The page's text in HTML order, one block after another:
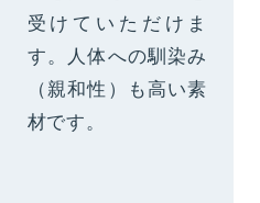
受けていただけま
す。人体への馴染み
（親和性）も高い素
材です。